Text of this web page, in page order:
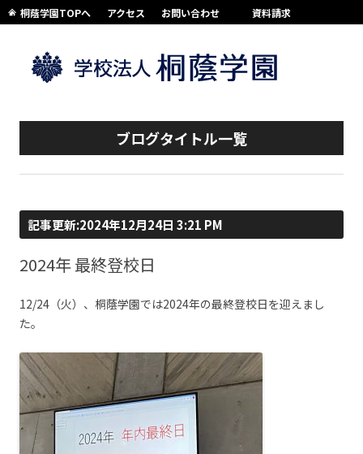
桐蔭学園TOPへ アクセス お問い合わせ 資料請求
ブログタイトル一覧
記事更新:2024年12月24日 3:21 PM
2024年 最終登校日
12/24（火）、桐蔭学園では2024年の最終登校日を迎えまし
た。